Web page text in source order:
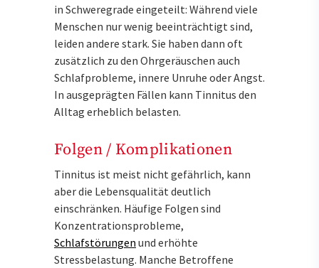
in Schweregrade eingeteilt: Während viele
Menschen nur wenig beeinträchtigt sind,
leiden andere stark. Sie haben dann oft
zusätzlich zu den Ohrgeräuschen auch
Schlafprobleme, innere Unruhe oder Angst.
In ausgeprägten Fällen kann Tinnitus den
Alltag erheblich belasten.
Folgen / Komplikationen
Tinnitus ist meist nicht gefährlich, kann
aber die Lebensqualität deutlich
einschränken. Häufige Folgen sind
Konzentrationsprobleme,
Schlafstörungen und erhöhte
Stressbelastung. Manche Betroffene